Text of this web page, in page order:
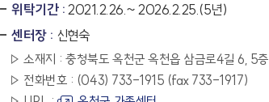
위탁기간 : 2021.2.26.~ 2026.2.25.(5년)
센터장 : 신현숙
소재지 : 충청북도 옥천군 옥천읍 삼금로4길 6, 5층
전화번호 : (043) 733-1915 (fax 733-1917)